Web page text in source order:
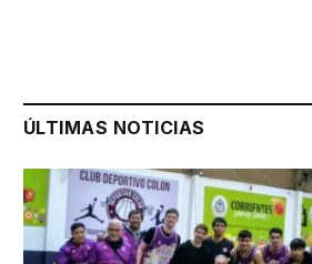
ÚLTIMAS NOTICIAS